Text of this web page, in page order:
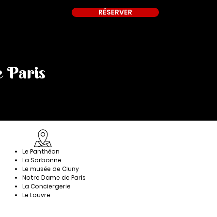
RÉSERVER
Paris
Le Panthéon
La Sorbonne
Le musée de Cluny
Notre Dame de Paris
La Conciergerie
Le Louvre